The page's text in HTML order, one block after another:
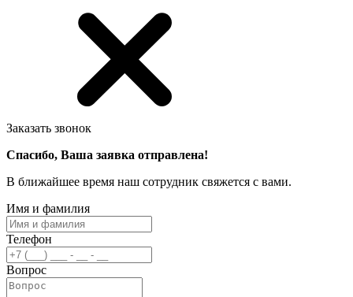
Заказать звонок
Спасибо, Ваша заявка отправлена!
В ближайшее время наш сотрудник свяжется с вами.
Имя и фамилия
Телефон
Вопрос